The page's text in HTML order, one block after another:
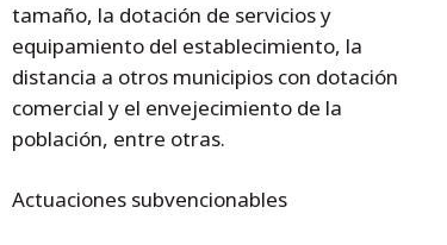
tamaño, la dotación de servicios y
equipamiento del establecimiento, la
distancia a otros municipios con dotación
comercial y el envejecimiento de la
población, entre otras.
Actuaciones subvencionables